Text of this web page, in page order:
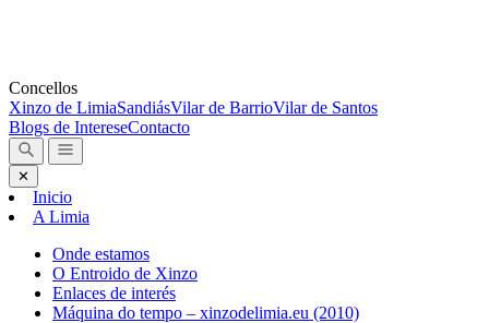
Concellos
Xinzo de LimiaSandiásVilar de BarrioVilar de Santos
Blogs de IntereseContacto
✕
Inicio
A Limia
Onde estamos
O Entroido de Xinzo
Enlaces de interés
Máquina do tempo – xinzodelimia.eu (2010)